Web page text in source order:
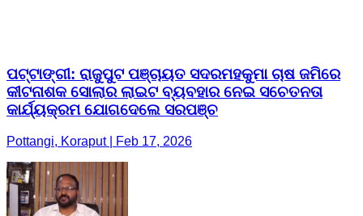
ପଟ୍ଟାଙ୍ଗୀ: ରାଜୁପୁଟ ପଞ୍ଚାୟତ ସଦରମହକୁମା ଚାଷ ଜମିରେ
କୀଟନାଶକ ସୋଲାର ଲାଇଟ ବ୍ୟବହାର ନେଇ ସଚେତନତା
କାର୍ଯ୍ୟକ୍ରମ ଯୋଗଦେଲେ ସରପଞ୍ଚ
Pottangi, Koraput | Feb 17, 2026